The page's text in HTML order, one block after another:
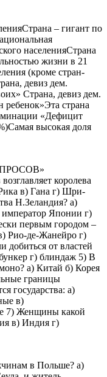
– гигант по
населенияСтрана
жизни в 21
(кроме стран-
девиз дем.
Страна, девиз дем.
страна
«Дефицит
высокая доля
королева
в) Гана г) Шри-
Н.Зеландия? а)
Японии г)
первым городом –
Рио-де-Жанейро г)
добиться от властей
г) блиндаж 5) В
а) Китай б) Корея
границы
государства: а)
в)
7) Женщины какой
в) Индия г)
в Польше? а)